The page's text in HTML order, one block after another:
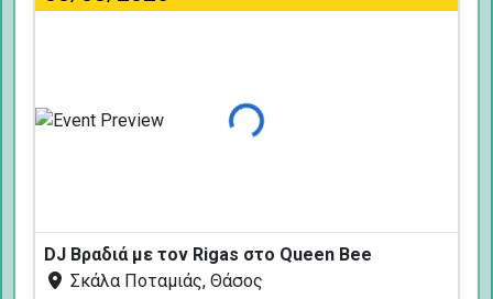
Φόρτωση...
DJ Βραδιά με τον Rigas στο Queen Bee
Σκάλα Ποταμιάς, Θάσος